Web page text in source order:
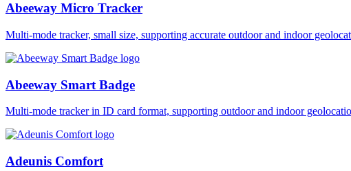
Abeeway Micro Tracker
Multi-mode tracker, small size, supporting accurate outdoor and indoor
Abeeway Smart Badge
Multi-mode tracker in ID card format, supporting outdoor and indoor
Adeunis Comfort